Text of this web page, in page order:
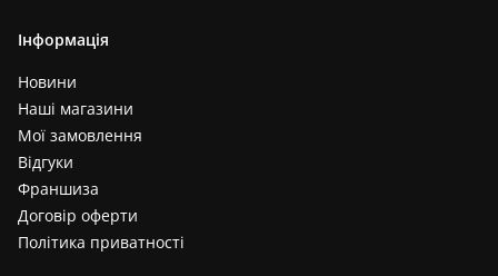
Інформація
Новини
Наші магазини
Мої замовлення
Відгуки
Франшиза
Договір оферти
Політика приватності